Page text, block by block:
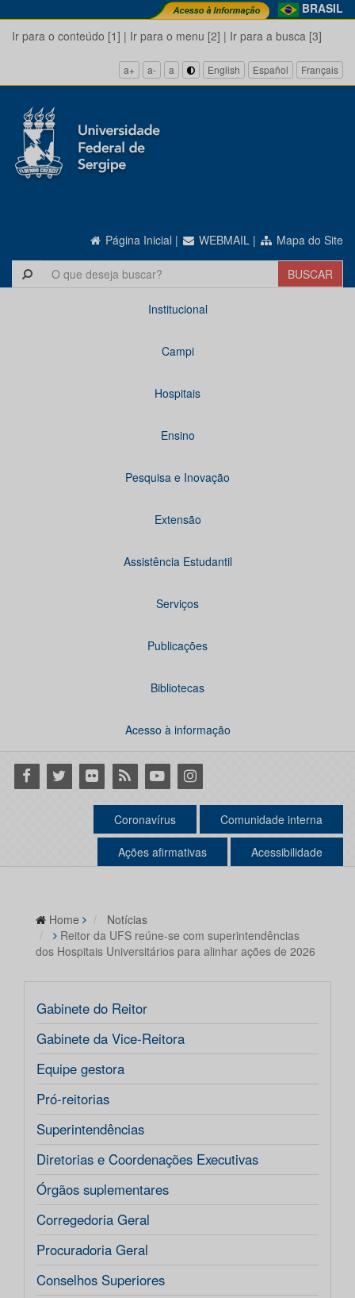
BRASIL
Ir para o conteúdo [1] | Ir para o menu [2] | Ir para a busca [3]
a+ a- a English Español Français
Página Inicial | WEBMAIL | Mapa do Site
Institucional
Campi
Hospitais
Ensino
Pesquisa e Inovação
Extensão
Assistência Estudantil
Serviços
Publicações
Bibliotecas
Acesso à informação
Facebook
Twitter Flickr RSS YoutubeInstagram
Coronavírus Comunidade interna
Ações afirmativas Acessibilidade
Home
Notícias
Reitor da UFS reúne-se com superintendências
dos Hospitais Universitários para alinhar ações de 2026
Gabinete do Reitor
Gabinete da Vice-Reitora
Equipe gestora
Pró-reitorias
Superintendências
Diretorias e Coordenações Executivas
Órgãos suplementares
Corregedoria Geral
Procuradoria Geral
Conselhos Superiores